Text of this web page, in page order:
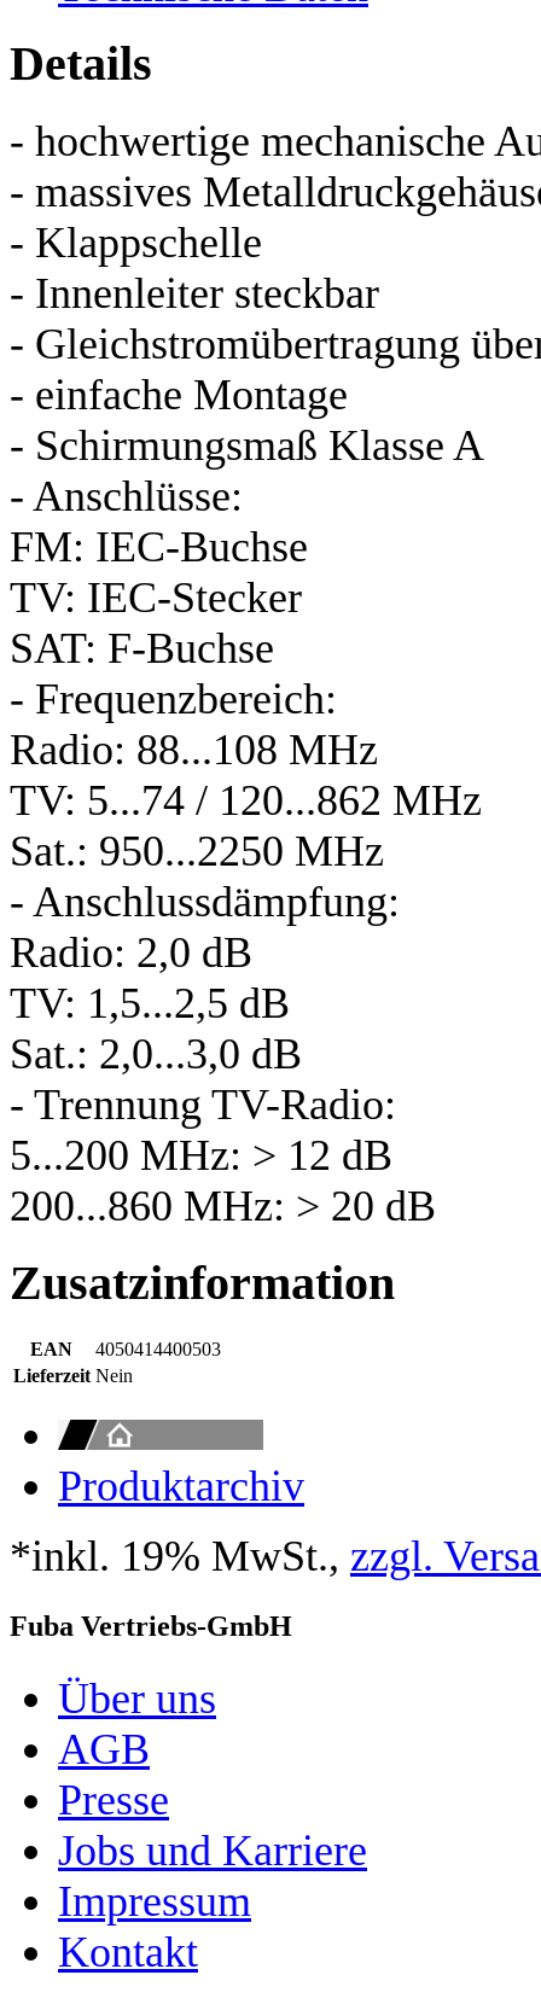
Details
- hochwertige mechanische
- massives
- Klappschelle
- Innenleiter steckbar
- Gleichstromübertragung
- einfache Montage
- Schirmungsmaß Klasse A
- Anschlüsse:
FM: IEC-Buchse
TV: IEC-Stecker
SAT: F-Buchse
- Frequenzbereich:
Radio: 88...108 MHz
TV: 5...74 / 120...862 MHz
Sat.: 950...2250 MHz
- Anschlussdämpfung:
Radio: 2,0 dB
TV: 1,5...2,5 dB
Sat.: 2,0...3,0 dB
- Trennung TV-Radio:
5...200 MHz: > 12 dB
200...860 MHz: > 20 dB
Zusatzinformation
EAN
4050414400503
Lieferzeit Nein
Produktarchiv
*inkl. 19% MwSt., zzgl.
Fuba Vertriebs-GmbH
Über uns
AGB
Presse
Jobs und Karriere
Impressum
Kontakt